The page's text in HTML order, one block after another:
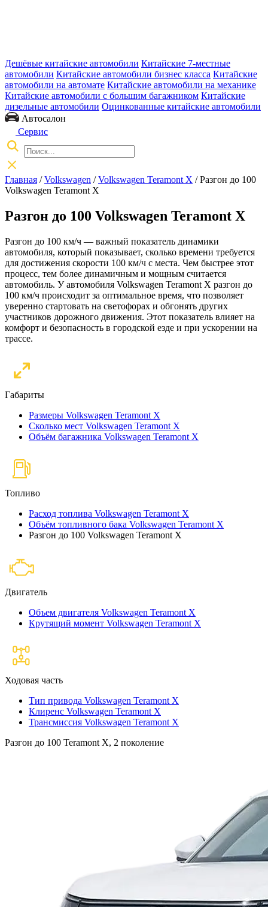
Дешёвые китайские автомобили Китайские 7-местные
автомобили Китайские автомобили бизнес класса Китайские
автомобили на автомате Китайские автомобили на механике
Китайские автомобили с большим багажником Китайские
дизельные автомобили Оцинкованные китайские автомобили
Автосалон
Сервис
Главная /Volkswagen /Volkswagen Teramont X / Разгон до 100
Volkswagen Teramont X
Разгон до 100 Volkswagen Teramont X
Разгон до 100 км/ч — важный показатель динамики
автомобиля, который показывает, сколько времени требуется
для достижения скорости 100 км/ч с места. Чем быстрее этот
процесс, тем более динамичным и мощным считается
автомобиль. У автомобиля Volkswagen Teramont X разгон до
100 км/ч происходит за оптимальное время, что позволяет
уверенно стартовать на светофорах и обгонять других
участников дорожного движения. Этот показатель влияет на
комфорт и безопасность в городской езде и при ускорении на
трассе.
Габариты
Размеры Volkswagen Teramont X
Сколько мест Volkswagen Teramont X
Объём багажника Volkswagen Teramont X
Топливо
Расход топлива Volkswagen Teramont X
Объём топливного бака Volkswagen Teramont X
Разгон до 100 Volkswagen Teramont X
Двигатель
Объем двигателя Volkswagen Teramont X
Крутящий момент Volkswagen Teramont X
Ходовая часть
Тип привода Volkswagen Teramont X
Клиренс Volkswagen Teramont X
Трансмиссия Volkswagen Teramont X
Разгон до 100 Teramont X, 2 поколение